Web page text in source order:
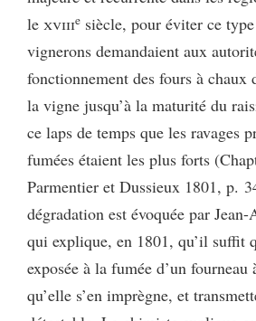
le xviiie siècle, pour éviter ce
vignerons demandaient aux
fonctionnement des fours à chaux
la vigne jusqu’à la maturité du
ce laps de temps que les ravages
fumées étaient les plus forts
Parmentier et Dussieux 1801, p.
dégradation est évoquée par
qui explique, en 1801, qu’il suffit
exposée à la fumée d’un fourneau
qu’elle s’en imprègne, et